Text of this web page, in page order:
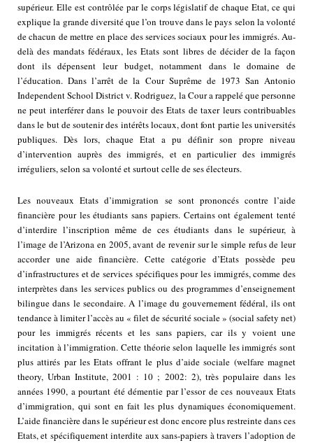
supérieur. Elle est contrôlée par le corps législatif de chaque Etat, ce qui
explique la grande diversité que l’on trouve dans le pays selon la volonté
de chacun de mettre en place des services sociaux pour les immigrés. Au-
delà des mandats fédéraux, les Etats sont libres de décider de la façon
dont ils dépensent leur budget, notamment dans le domaine de
l’éducation. Dans l’arrêt de la Cour Suprême de 1973 San Antonio
Independent School District v. Rodriguez, la Cour a rappelé que personne
ne peut interférer dans le pouvoir des Etats de taxer leurs contribuables
dans le but de soutenir des intérêts locaux, dont font partie les universités
publiques. Dès lors, chaque Etat a pu définir son propre niveau
d’intervention auprès des immigrés, et en particulier des immigrés
irréguliers, selon sa volonté et surtout celle de ses électeurs.
Les nouveaux Etats d’immigration se sont prononcés contre l’aide
financière pour les étudiants sans papiers. Certains ont également tenté
d’interdire l’inscription même de ces étudiants dans le supérieur, à
l’image de l’Arizona en 2005, avant de revenir sur le simple refus de leur
accorder une aide financière. Cette catégorie d’Etats possède peu
d’infrastructures et de services spécifiques pour les immigrés, comme des
interprètes dans les services publics ou des programmes d’enseignement
bilingue dans le secondaire. A l’image du gouvernement fédéral, ils ont
tendance à limiter l’accès au « filet de sécurité sociale » (social safety net)
pour les immigrés récents et les sans papiers, car ils y voient une
incitation à l’immigration. Cette théorie selon laquelle les immigrés sont
plus attirés par les Etats offrant le plus d’aide sociale (welfare magnet
theory, Urban Institute, 2001 : 10 ; 2002: 2), très populaire dans les
années 1990, a pourtant été démentie par l’essor de ces nouveaux Etats
d’immigration, qui sont en fait les plus dynamiques économiquement.
L’aide financière dans le supérieur est donc encore plus restreinte dans ces
Etats, et spécifiquement interdite aux sans-papiers à travers l’adoption de